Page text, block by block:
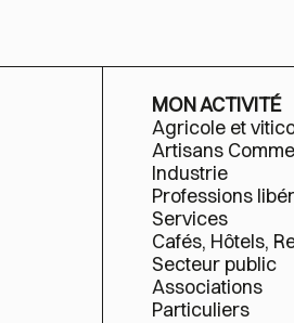
MON ACTIVITÉ
Agricole et
Artisans
Industrie
Professions
Services
Cafés, Hôtels,
Secteur public
Associations
Particuliers